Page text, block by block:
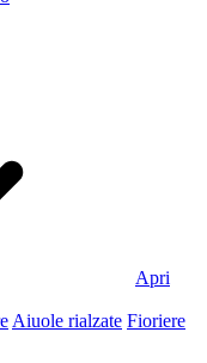
Apri
Aiuole rialzate Fioriere